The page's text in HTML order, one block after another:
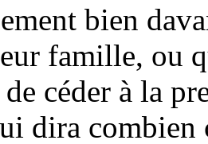
bien
famille, ou
céder à la
dira combien